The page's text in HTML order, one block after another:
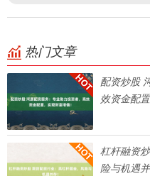
热门文章
配资炒股
效资金配
杠杆融资
险与机遇